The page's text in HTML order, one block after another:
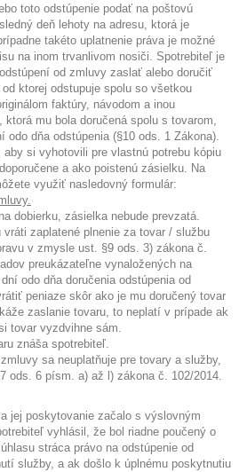
toto odstúpenie podať na poštovú
deň lehoty na adresu, ktorá je
takéto uplatnenie práva je možné
na inom trvanlivom nosiči. Spotrebiteľ je
od zmluvy zaslať alebo doručiť
ktorej odstupuje spolu so všetkou
faktúry, návodom a inou
ktorá mu bola doručená spolu s tovarom,
odo dňa odstúpenia (§10 ods. 1 Zákona).
aby si vyhotovili pre vlastnú potrebu kópiu
a ako poistenú zásielku. Na
využiť nasledovný formulár:
dobierku, zásielka nebude prevzatá.
vráti zaplatené plnenie za tovar / službu
v zmysle ust. §9 ods. 3) zákona č.
preukázateľne vynaložených na
odo dňa doručenia odstúpenia od
peniaze skôr ako je mu doručený tovar
zaslanie tovaru, to neplatí v prípade ak
tovar vyzdvihne sám.
znáša spotrebiteľ.
sa neuplatňuje pre tovary a služby,
ods. 6 písm. a) až l) zákona č. 102/2014.
jej poskytovanie začalo s výslovným
vyhlásil, že bol riadne poučený o
stráca právo na odstúpenie od
služby, a ak došlo k úplnému poskytnutiu